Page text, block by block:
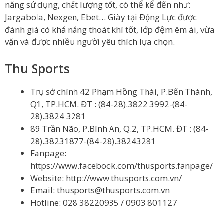
năng sử dụng, chất lượng tốt, có thể kể đến như:
Jargabola, Nexgen, Ebet… Giày tại Động Lực được
đánh giá có khả năng thoát khí tốt, lớp đệm êm ái, vừa
vặn và được nhiều người yêu thích lựa chọn.
Thu Sports
Trụ sở chính 42 Phạm Hồng Thái, P.Bến Thành,
Q1, TP.HCM. ĐT : (84-28).3822 3992-(84-
28).3824 3281
89 Trần Não, P.Bình An, Q.2, TP.HCM. ĐT : (84-
28).38231877-(84-28).38243281
Fanpage:
https://www.facebook.com/thusports.fanpage/
Website: http://www.thusports.com.vn/
Email: thusports@thusports.com.vn
Hotline: 028 38220935 / 0903 801127